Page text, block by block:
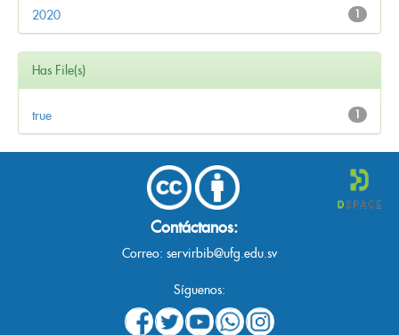
1
2020
Has File(s)
1
true
Contáctanos:
Correo: servirbib@ufg.edu.sv
Síguenos: